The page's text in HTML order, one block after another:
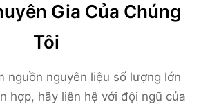
Gia Của Chúng
Tôi
nguồn nguyên liệu số lượng lớn
hợp, hãy liên hệ với đội ngũ của